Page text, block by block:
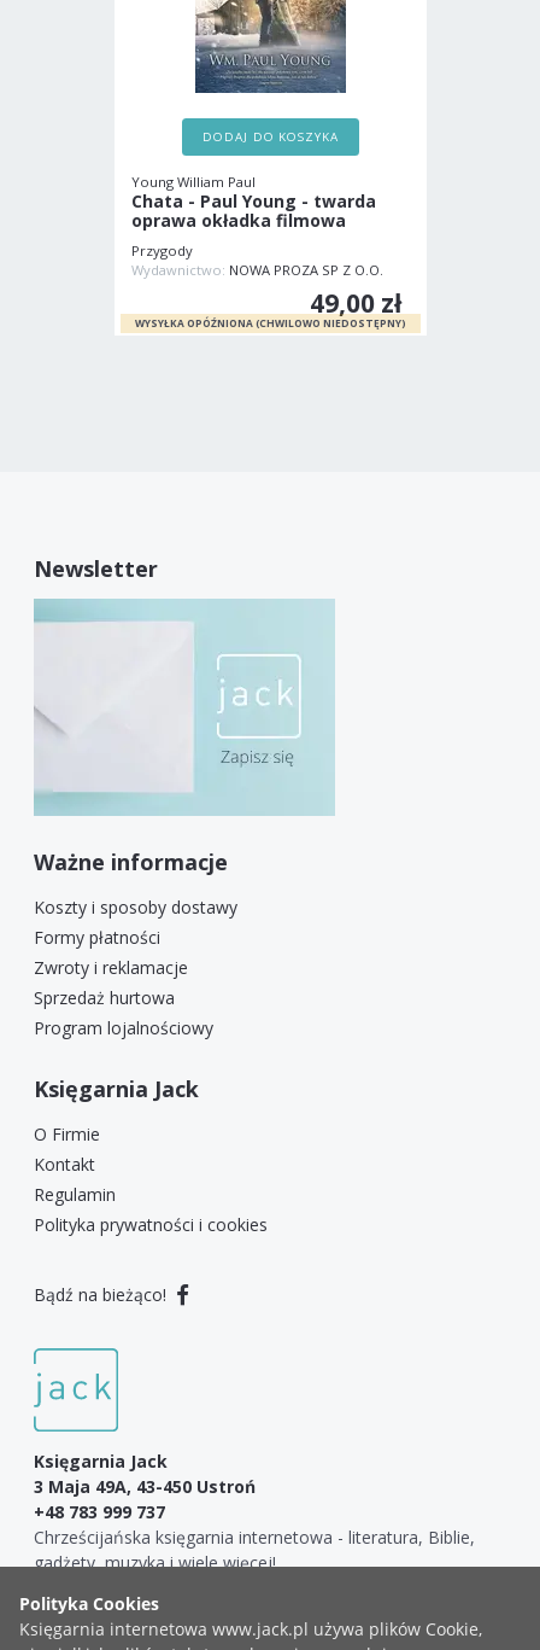
DODAJ DO KOSZYKA
Young William Paul
Chata - Paul Young - twarda
oprawa okładka filmowa
Przygody
Wydawnictwo: NOWA PROZA SP Z O.O.
49,00 zł
Newsletter
Ważne informacje
Koszty i sposoby dostawy
Formy płatności
Zwroty i reklamacje
Sprzedaż hurtowa
Program lojalnościowy
Księgarnia Jack
O Firmie
Kontakt
Regulamin
Polityka prywatności i cookies
Bądź na bieżąco!
Księgarnia Jack
3 Maja 49A, 43-450 Ustroń
+48 783 999 737
Chrześcijańska księgarnia internetowa - literatura, Biblie,
gadżety, muzyka i wiele więcej!